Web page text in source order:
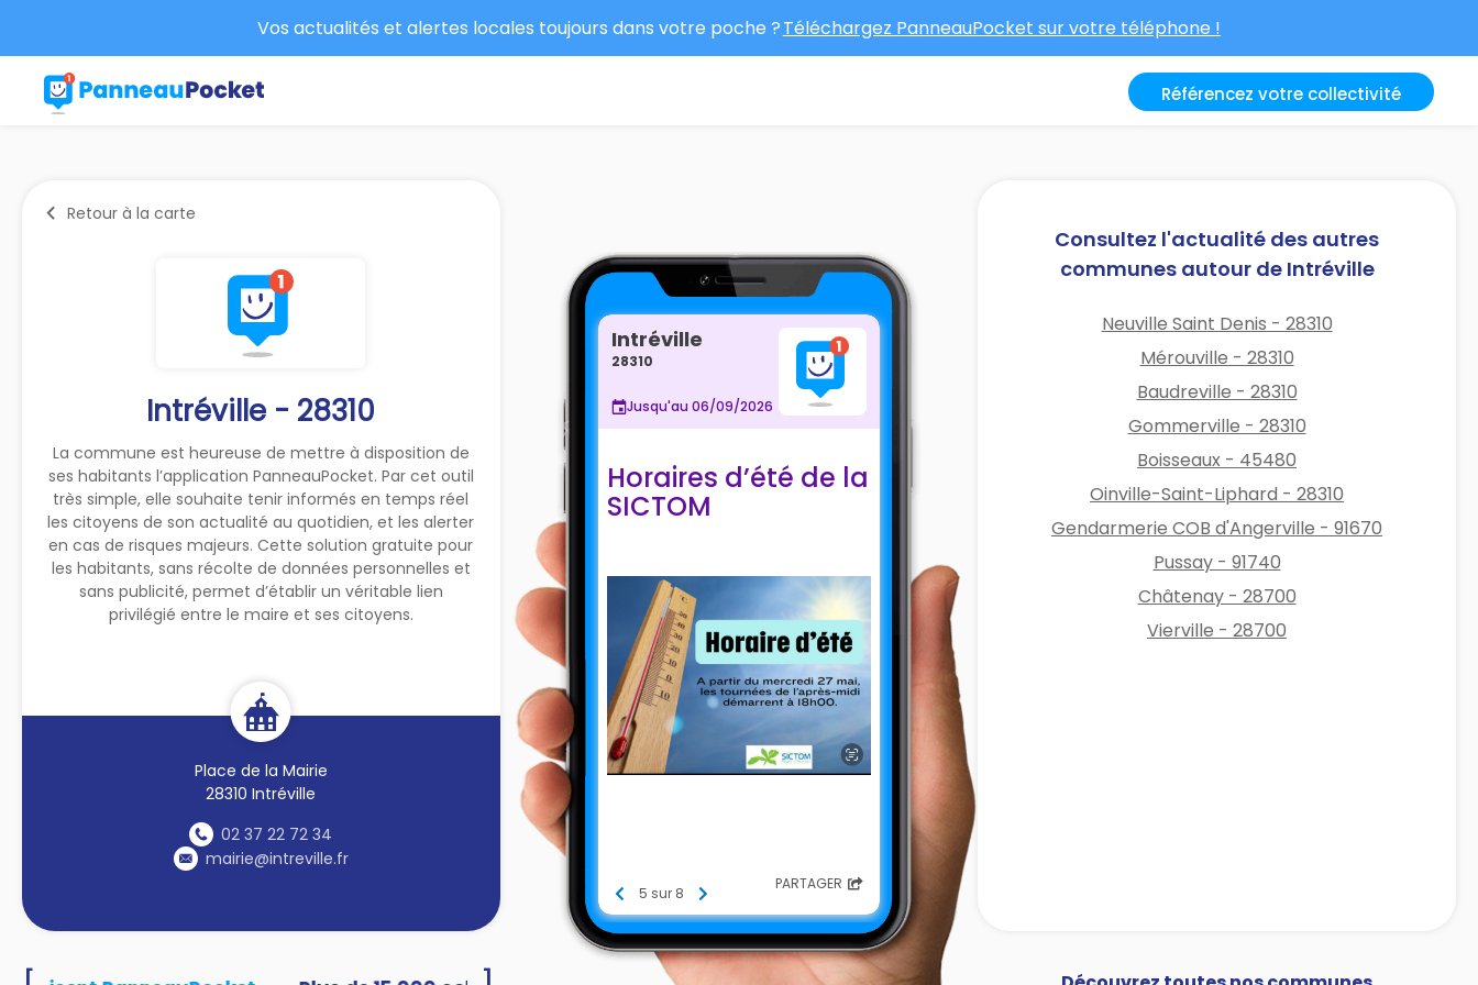
Vos actualités et alertes locales toujours dans votre poche ?Téléchargez PanneauPocket sur votre téléphone !
Référencez votre collectivité
Retour à la carte
Intréville - 28310
La commune est heureuse de mettre à disposition de
ses habitants l’application PanneauPocket. Par cet outil
très simple, elle souhaite tenir informés en temps réel
les citoyens de son actualité au quotidien, et les alerter
en cas de risques majeurs. Cette solution gratuite pour
les habitants, sans récolte de données personnelles et
sans publicité, permet d’établir un véritable lien
privilégié entre le maire et ses citoyens.
Place de la Mairie
28310 Intréville
02 37 22 72 34
mairie@intreville.fr
Intréville
28310
Jusqu'au 06/09/2026
Horaires d’été de la
SICTOM
5 sur 8 PARTAGER
Consultez l'actualité des autres
communes autour de Intréville
Neuville Saint Denis - 28310
Mérouville - 28310
Baudreville - 28310
Gommerville - 28310
Boisseaux - 45480
Oinville-Saint-Liphard - 28310
Gendarmerie COB d'Angerville - 91670
Pussay - 91740
Châtenay - 28700
Vierville - 28700